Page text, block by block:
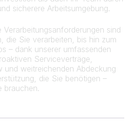
sicherere Arbeitsumgebung.
Verarbeitungsanforderungen sind
die Sie verarbeiten, bis hin zum
– dank unserer umfassenden
Serviceverträge,
weitreichenden Abdeckung
die Sie benötigen –
brauchen.